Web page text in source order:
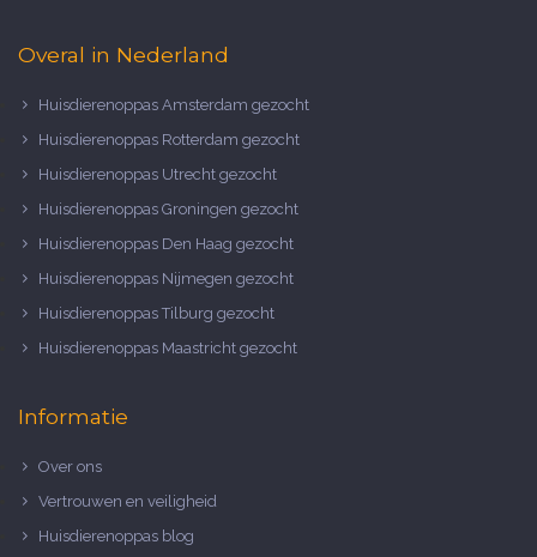
Overal in Nederland
Huisdierenoppas Amsterdam gezocht
Huisdierenoppas Rotterdam gezocht
Huisdierenoppas Utrecht gezocht
Huisdierenoppas Groningen gezocht
Huisdierenoppas Den Haag gezocht
Huisdierenoppas Nijmegen gezocht
Huisdierenoppas Tilburg gezocht
Huisdierenoppas Maastricht gezocht
Informatie
Over ons
Vertrouwen en veiligheid
Huisdierenoppas blog